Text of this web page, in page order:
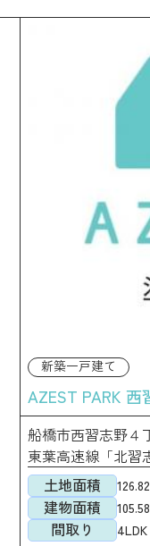
新築一戸建て
AZEST PARK 西
船橋市西習志野４
東葉高速線「北習
土地面積
建物面積
間取り 4LDK